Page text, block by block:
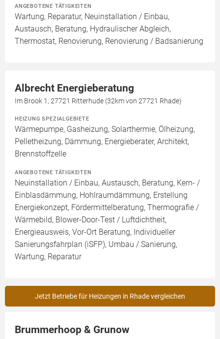
ANGEBOTENE TÄTIGKEITEN
Wartung, Reparatur, Neuinstallation / Einbau,
Austausch, Beratung, Hydraulischer Abgleich,
Thermostat, Renovierung, Renovierung / Badsanierung
Albrecht Energieberatung
Im Brook 1, 27721 Ritterhude (32km von 27721 Rhade)
HEIZUNG SPEZIALGEBIETE
Wärmepumpe, Gasheizung, Solarthermie, Ölheizung,
Pelletheizung, Dämmung, Energieberater, Architekt,
Brennstoffzelle
ANGEBOTENE TÄTIGKEITEN
Neuinstallation / Einbau, Austausch, Beratung, Kern- /
Einblasdämmung, Hohlraumdämmung, Erstellung
Energiekonzept, Fördermittelberatung, Thermografie /
Wärmebild, Blower-Door-Test / Luftdichtheit,
Energieausweis, Vor-Ort Beratung, Individueller
Sanierungsfahrplan (iSFP), Umbau / Sanierung,
Wartung, Reparatur
Jetzt Betriebe für Heizungen in Rhade vergleichen
Brummerhoop & Grunow